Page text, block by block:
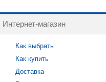
Интернет-магазин
Как выбрать
Как купить
Доставка